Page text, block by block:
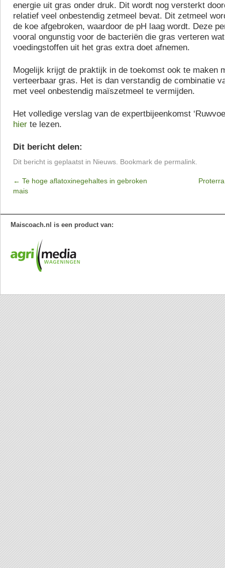
energie uit gras onder druk. Dit wordt nog versterkt
relatief veel onbestendig zetmeel bevat. Dit zetmeel
de koe afgebroken, waardoor de pH laag wordt. Deze
vooral ongunstig voor de bacteriën die gras verteren
voedingstoffen uit het gras extra doet afnemen.
Mogelijk krijgt de praktijk in de toekomst ook te maken
verteerbaar gras. Het is dan verstandig de combinatie
met veel onbestendig maïszetmeel te vermijden.
Het volledige verslag van de expertbijeenkomst
hier te lezen.
Dit bericht delen:
Dit bericht is geplaatst in Nieuws . Bookmark de permalink
← Te hoge aflatoxinegehaltes in gebroken
mais
Maiscoach.nl is een product van: